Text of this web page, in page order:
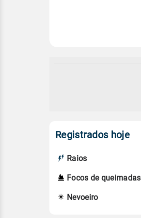
Registrados hoje
Raios
Focos de queimadas
Nevoeiro